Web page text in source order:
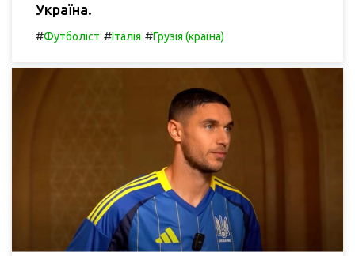
Україна.
#Футболіст #Італія #Грузія (країна)